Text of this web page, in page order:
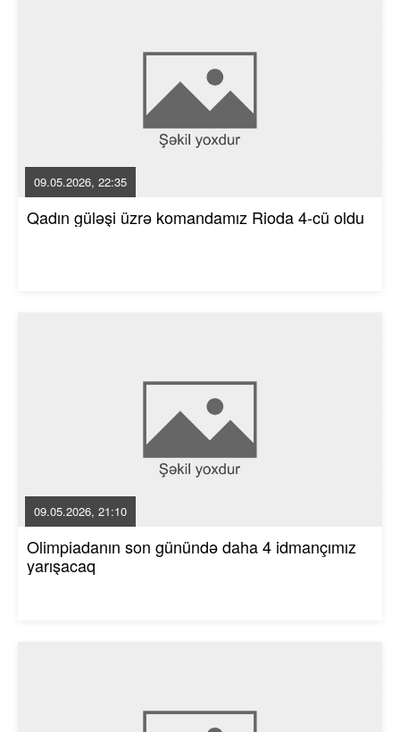
09.05.2026, 22:35
Qadın güləşi üzrə komandamız Rioda 4-cü oldu
09.05.2026, 21:10
Olimpiadanın son günündə daha 4 idmançımız
yarışacaq